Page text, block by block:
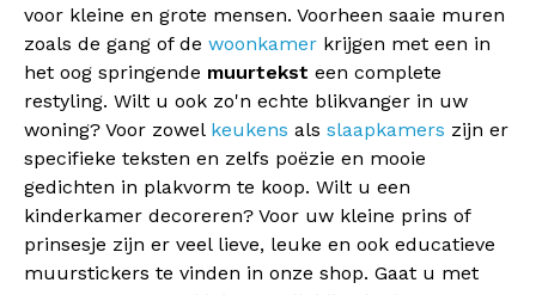
voor kleine en grote mensen. Voorheen saaie muren
zoals de gang of de woonkamer krijgen met een in
het oog springende muurtekst een complete
restyling. Wilt u ook zo'n echte blikvanger in uw
woning? Voor zowel keukens als slaapkamers zijn er
specifieke teksten en zelfs poëzie en mooie
gedichten in plakvorm te koop. Wilt u een
kinderkamer decoreren? Voor uw kleine prins of
prinsesje zijn er veel lieve, leuke en ook educatieve
muurstickers te vinden in onze shop. Gaat u met